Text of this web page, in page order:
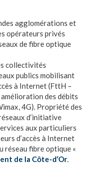
agglomérations et
opérateurs privés
de fibre optique
collectivités
publics mobilisant
à Internet (FttH –
amélioration des débits
4G). Propriété des
d’initiative
aux particuliers
d’accès à Internet
réseau fibre optique «
de la Côte-d’Or.